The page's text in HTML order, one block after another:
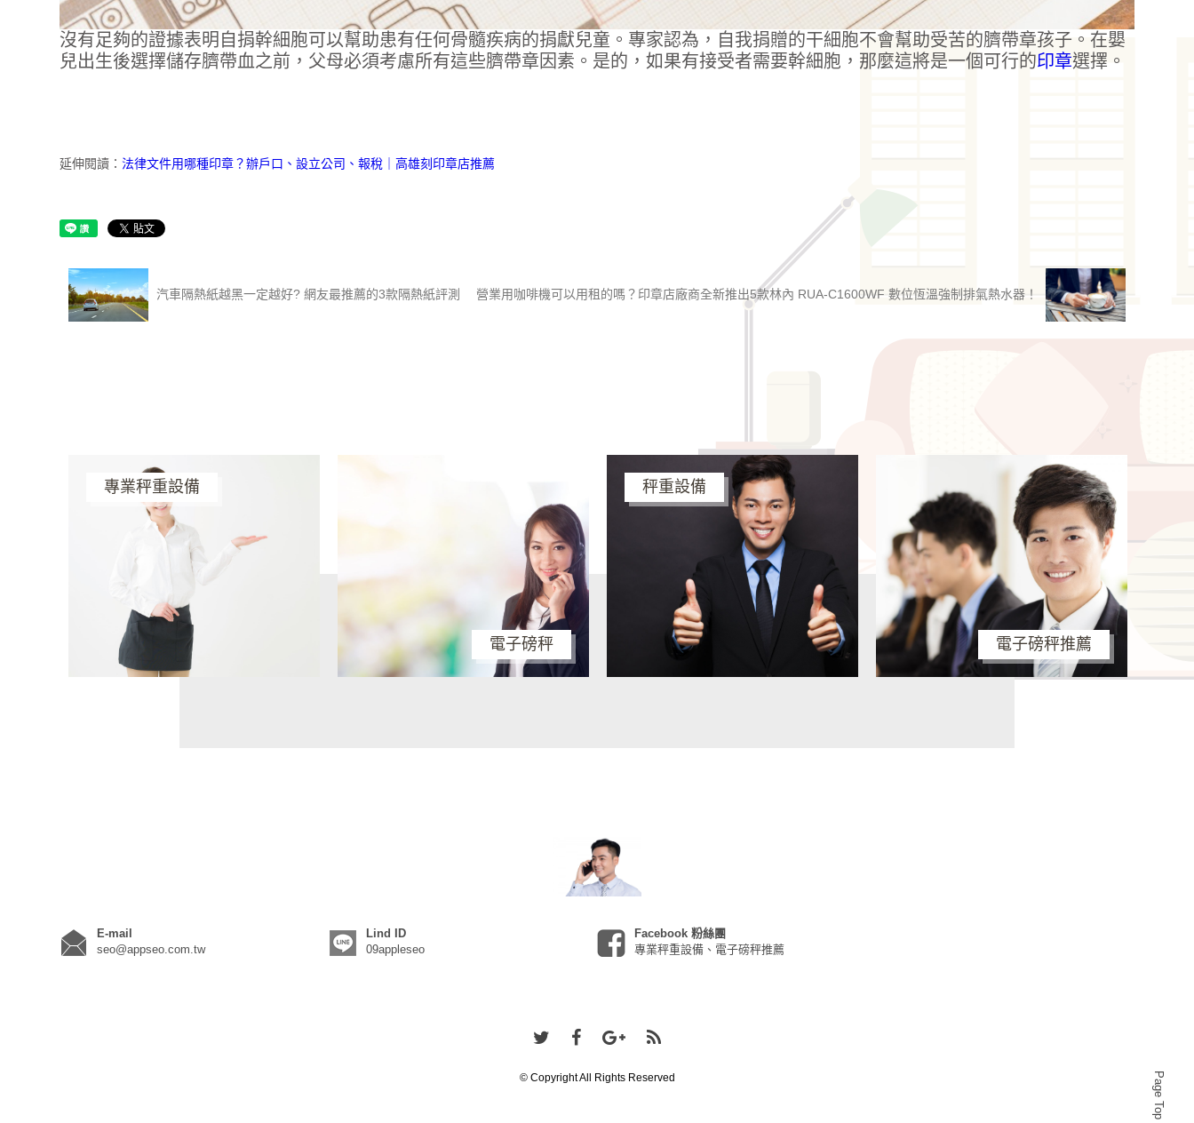
沒有足夠的證據表明自捐幹細胞可以幫助患有任何骨髓疾病的捐獻兒童。專家認為，自我捐贈的干細胞不會幫助受苦的臍帶章孩子。在嬰
兒出生後選擇儲存臍帶血之前，父母必須考慮所有這些臍帶章因素。是的，如果有接受者需要幹細胞，那麼這將是一個可行的印章選擇。
延伸閱讀： 法律文件用哪種印章？辦戶口、設立公司、報稅｜高雄刻印章店推薦
汽車隔熱紙越黑一定越好? 網友最推薦的3款隔熱紙評測 營業用咖啡機可以用租的嗎？印章店廠商全新推出5款林內 RUA-C1600WF 數位恆溫強制排氣熱水器！
專業秤重設備
電子磅秤
秤重設備
電子磅秤推薦
Page Top
E-mail
seo@appseo.com.tw
Lind ID
09appleseo
Facebook 粉絲團
專業秤重設備、電子磅秤推薦
© Copyright All Rights Reserved